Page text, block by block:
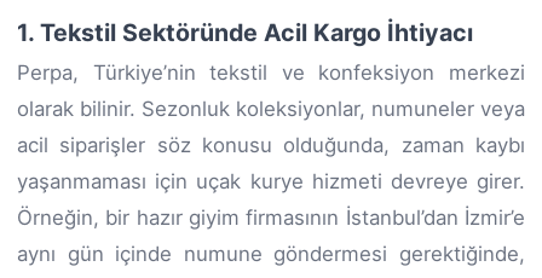
1. Tekstil Sektöründe Acil Kargo İhtiyacı
Perpa, Türkiye’nin tekstil ve konfeksiyon merkezi
olarak bilinir. Sezonluk koleksiyonlar, numuneler veya
acil siparişler söz konusu olduğunda, zaman kaybı
yaşanmaması için uçak kurye hizmeti devreye girer.
Örneğin, bir hazır giyim firmasının İstanbul’dan İzmir’e
aynı gün içinde numune göndermesi gerektiğinde,